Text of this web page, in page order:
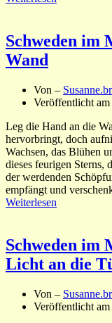
Schweden im
Wand
Von –
Veröffentlicht am
Leg die Hand an die
hervorbringt, doch
Wachsen, das Blühen
dieses feurigen Sterns,
der werdenden
empfängt und
Weiterlesen
Schweden im
Licht an die
Von –
Veröffentlicht am